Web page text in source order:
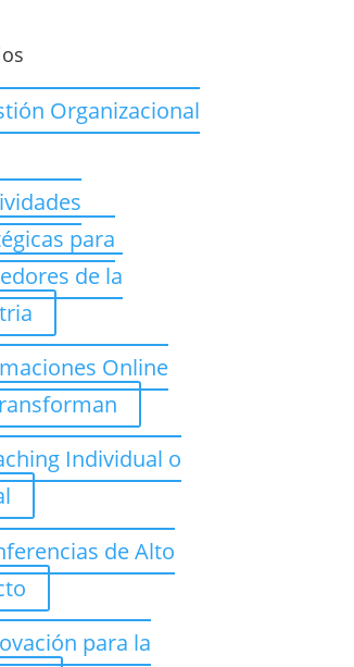
Organizacional
para
de la
Online
Individual o
de Alto
para la